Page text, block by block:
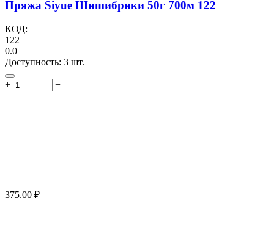
Пряжа Siyue Шишибрики 50г 700м 122
КОД:
122
0.0
Доступность: 3 шт.
+ −
375.00 ₽